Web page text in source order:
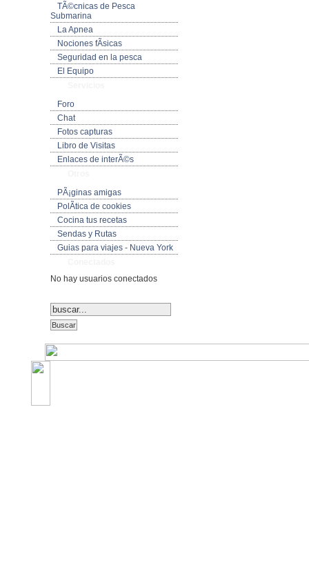
TÃ©cnicas de Pesca
Submarina
La Apnea
Nociones fÃ­sicas
Seguridad en la pesca
El Equipo
Foro
Chat
Fotos capturas
Libro de Visitas
Enlaces de interÃ©s
PÃ¡ginas amigas
PolÃ­tica de cookies
Cocina tus recetas
Sendas y Rutas
Guias para viajes - Nueva York
No hay usuarios conectados